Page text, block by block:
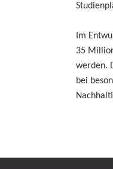
Im
35
werden.
bei